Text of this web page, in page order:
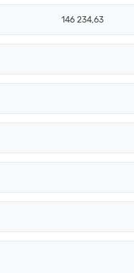
146 234,63